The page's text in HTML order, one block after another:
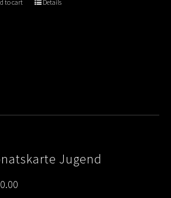
to cart Details
Jugend